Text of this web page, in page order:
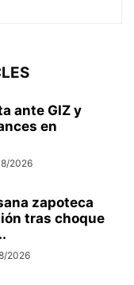
ante GIZ y
en
2026
zapoteca
tras choque
2026